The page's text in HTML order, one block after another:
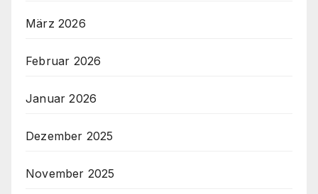
März 2026
Februar 2026
Januar 2026
Dezember 2025
November 2025